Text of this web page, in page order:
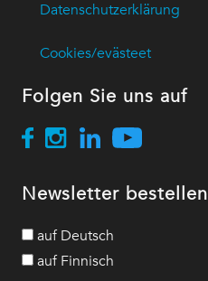
Datenschutzerklärung
Cookies/evästeet
Folgen Sie uns auf
Newsletter bestellen
auf Deutsch
auf Finnisch